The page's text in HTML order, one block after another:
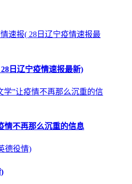
日辽宁疫情速报最新)
情不再那么沉重的信息